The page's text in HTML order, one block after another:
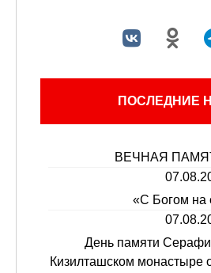
ПОСЛЕДНИЕ
ВЕЧНАЯ
«С Богом на
День памяти
Кизилташском монастыре